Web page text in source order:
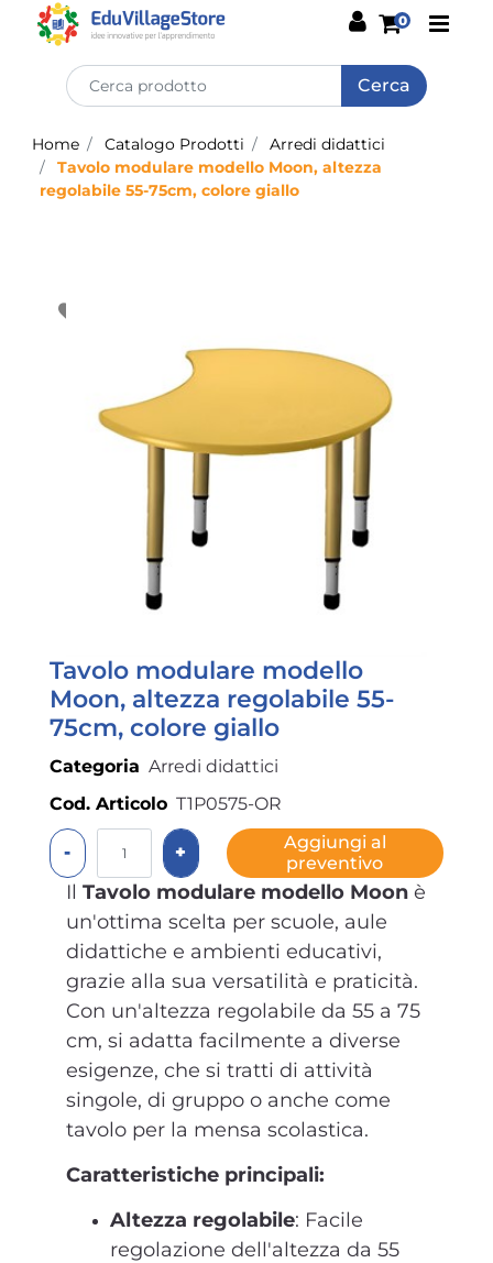
0
Home Catalogo Prodotti
Arredi didattici
Tavolo modulare modello Moon, altezza
regolabile 55-75cm, colore giallo
Tavolo modulare modello
Moon, altezza regolabile 55-
75cm, colore giallo
Categoria Arredi didattici
Cod. Articolo T1P0575-OR
Quantità
Aggiungi al
preventivo
Il Tavolo modulare modello Moon è
un'ottima scelta per scuole, aule
didattiche e ambienti educativi,
grazie alla sua versatilità e praticità.
Con un'altezza regolabile da 55 a 75
cm, si adatta facilmente a diverse
esigenze, che si tratti di attività
singole, di gruppo o anche come
tavolo per la mensa scolastica.
Caratteristiche principali:
Altezza regolabile: Facile
regolazione dell'altezza da 55